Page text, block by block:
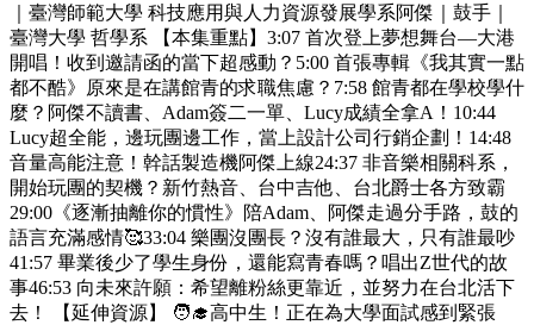
｜臺灣師範大學 科技應用與人力資源發展學系阿傑｜鼓手｜
臺灣大學 哲學系 【本集重點】3:07 首次登上夢想舞台—大港
開唱！收到邀請函的當下超感動？5:00 首張專輯《我其實一點
都不酷》原來是在講館青的求職焦慮？7:58 館青都在學校學什
麼？阿傑不讀書、Adam簽二一單、Lucy成績全拿A！10:44
Lucy超全能，邊玩團邊工作，當上設計公司行銷企劃！14:48
音量高能注意！幹話製造機阿傑上線24:37 非音樂相關科系，
開始玩團的契機？新竹熱音、台中吉他、台北爵士各方致霸
29:00《逐漸抽離你的慣性》陪Adam、阿傑走過分手路，鼓的
語言充滿感情🥰33:04 樂團沒團長？沒有誰最大，只有誰最吵
41:57 畢業後少了學生身份，還能寫青春嗎？唱出Z世代的故
事46:53 向未來許願：希望離粉絲更靠近，並努力在台北活下
去！ 【延伸資源】 🧑‍🎓高中生！正在為大學面試感到緊張